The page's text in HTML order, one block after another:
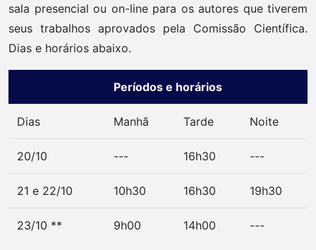
sala presencial ou on-line para os autores que tiverem
seus trabalhos aprovados pela Comissão Científica.
Dias e horários abaixo.
Períodos e horários
Dias Manhã Tarde Noite
20/10 --- 16h30 ---
21 e 22/10 10h30 16h30 19h30
23/10 ** 9h00 14h00 ---